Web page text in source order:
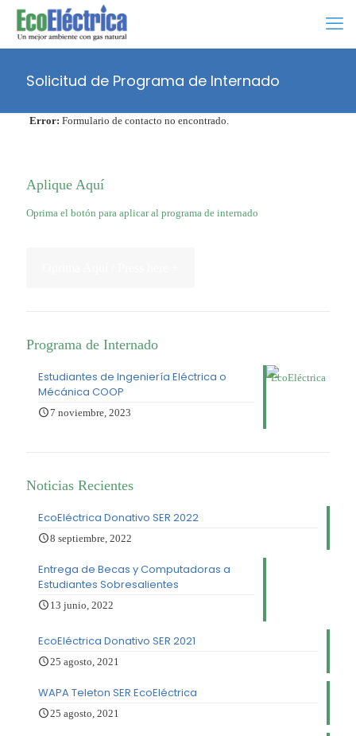
Solicitud de Programa de Internado
Error: Formulario de contacto no encontrado.
Aplique Aquí
Oprima el botón para aplicar al programa de internado
Programa de Internado
Estudiantes de Ingeniería Eléctrica o
Mécánica COOP
7 noviembre, 2023
Noticias Recientes
EcoEléctrica Donativo SER 2022
8 septiembre, 2022
Entrega de Becas y Computadoras a
Estudiantes Sobresalientes
13 junio, 2022
EcoEléctrica Donativo SER 2021
25 agosto, 2021
WAPA Teleton SER EcoEléctrica
25 agosto, 2021